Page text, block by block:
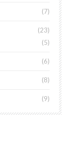
7
23
5
6
8
9